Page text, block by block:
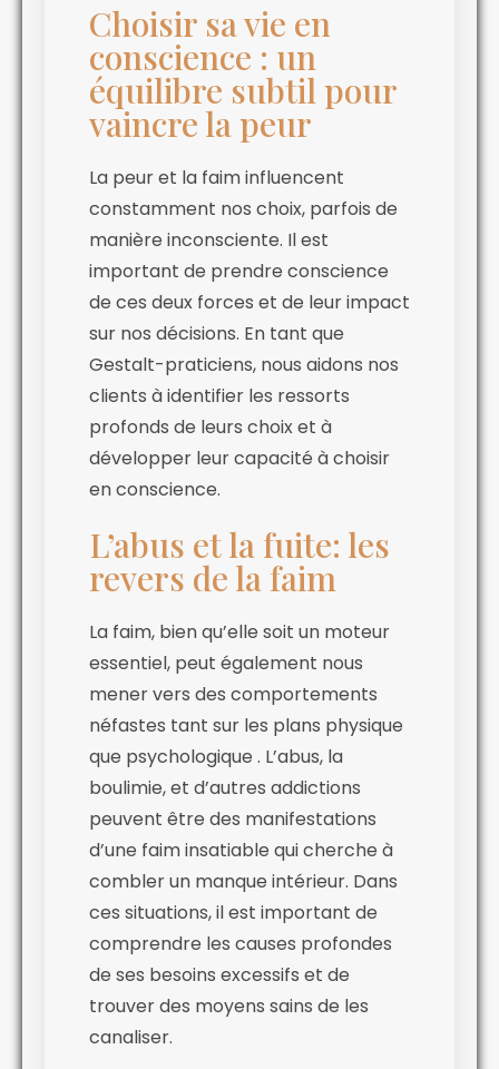
Choisir sa vie en
conscience : un
équilibre subtil pour
vaincre la peur
La peur et la faim influencent
constamment nos choix, parfois de
manière inconsciente. Il est
important de prendre conscience
de ces deux forces et de leur impact
sur nos décisions. En tant que
Gestalt-praticiens, nous aidons nos
clients à identifier les ressorts
profonds de leurs choix et à
développer leur capacité à choisir
en conscience.
L’abus et la fuite: les
revers de la faim
La faim, bien qu’elle soit un moteur
essentiel, peut également nous
mener vers des comportements
néfastes tant sur les plans physique
que psychologique . L’abus, la
boulimie, et d’autres addictions
peuvent être des manifestations
d’une faim insatiable qui cherche à
combler un manque intérieur. Dans
ces situations, il est important de
comprendre les causes profondes
de ses besoins excessifs et de
trouver des moyens sains de les
canaliser.